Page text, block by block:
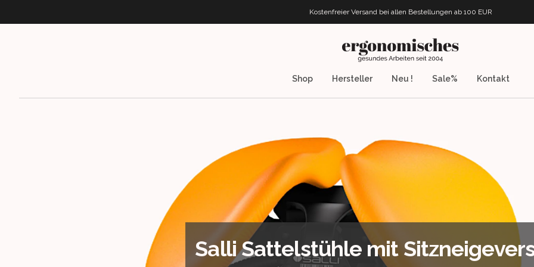
Kostenfreier Versand bei allen Bestellungen ab 100 EUR
ergonomisches.de
Shop Hersteller Neu ! Sale% Kontakt
Salli Sattelstühle mit